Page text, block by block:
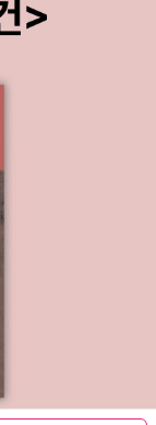
Fred, it's Robert
answering
it's probably qui
up my entire ca
years in the th
never been ele
it never exi
question is
is there to recor
a sound? Am I t
a Radio-Canad
five years in the
you had in your
Louisa Blair,
격은 얼마? 우리는
발로 인해 얻는 이
얼마나 막대할 지
않는다. 이 책은
각심을 심어준다.
지 세상 전체가 딸
그만 굴, 인도독
책을 읽고 나면 삶
것이라며.